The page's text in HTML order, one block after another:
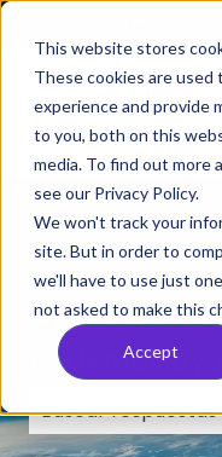
This website stores
These cookies are
experience and provide
to you, both on this
media. To find out more
see our Privacy Policy.
We won't track your
site. But in order to
we'll have to use just
not asked to make this
Accept
- Aquí, misión
podemos
No hay